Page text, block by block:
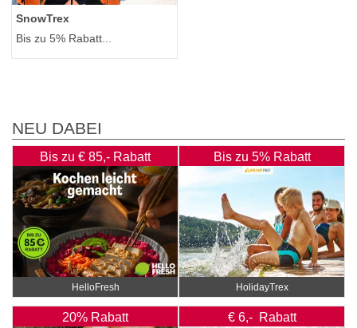
SnowTrex
Bis zu 5% Rabatt...
NEU DABEI
Bis zu € 85,- Rabatt
HelloFresh
Bis zu 5% Rabatt
HolidayTrex
20% Rabatt € 6,- Rabatt